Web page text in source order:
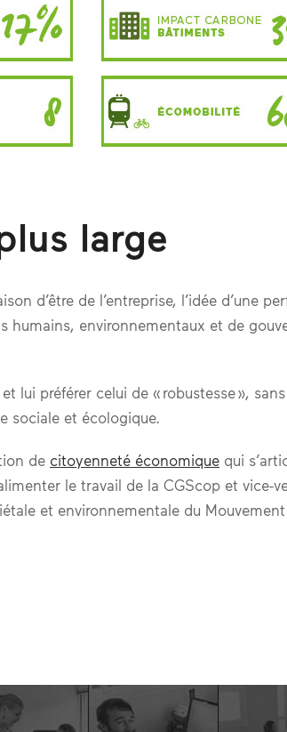
large
d’être de l’entreprise, l’idée d’une
environnementaux et de
lui préférer celui de « robustesse »,
sociale et écologique.
de citoyenneté économique qui
le travail de la CGScop et vice-
et environnementale du